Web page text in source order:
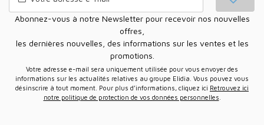
Abonnez-vous à notre Newsletter pour recevoir nos nouvelles
offres,
les dernières nouvelles, des informations sur les ventes et les
promotions.
Votre adresse e-mail sera uniquement utilisée pour vous envoyer des
informations sur les actualités relatives au groupe Elidia. Vous pouvez vous
désinscrire à tout moment. Pour plus d’informations, cliquez ici Retrouvez ici
notre politique de protection de vos données personnelles